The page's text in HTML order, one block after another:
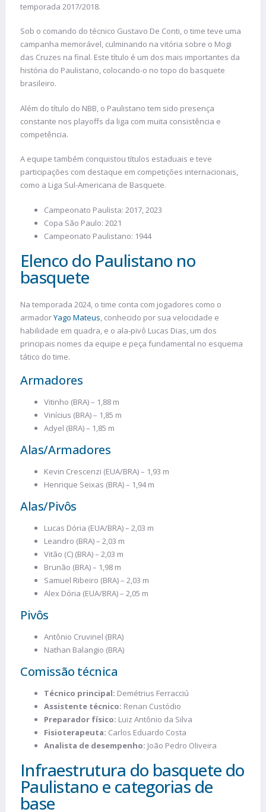
temporada 2017/2018.
Sob o comando do técnico Gustavo De Conti, o time teve uma
campanha memorável, culminando na vitória sobre o Mogi
das Cruzes na final. Este título é um dos mais importantes da
história do Paulistano, colocando-o no topo do basquete
brasileiro​.
Além do título do NBB, o Paulistano tem sido presença
constante nos playoffs da liga com muita consistência e
competência.
A equipe também conquistou títulos estaduais e teve
participações com destaque em competições internacionais,
como a Liga Sul-Americana de Basquete.
Campeonato Paulista: 2017, 2023
Copa São Paulo: 2021
Campeonato Paulistano: 1944
Elenco do Paulistano no
basquete
Na temporada 2024, o time conta com jogadores como o
armadorYago Mateus, conhecido por sua velocidade e
habilidade em quadra, e o ala-pivô Lucas Dias, um dos
principais nomes da equipe e peça fundamental no esquema
tático do time​.
Armadores
Vitinho (BRA) – 1,88 m
Vinícius (BRA) – 1,85 m
Adyel (BRA) – 1,85 m
Alas/Armadores
Kevin Crescenzi (EUA/BRA) – 1,93 m
Henrique Seixas (BRA) – 1,94 m
Alas/Pivôs
Lucas Dória (EUA/BRA) – 2,03 m
Leandro (BRA) – 2,03 m
Vitão (C) (BRA) – 2,03 m
Brunão (BRA) – 1,98 m
Samuel Ribeiro (BRA) – 2,03 m
Alex Dória (EUA/BRA) – 2,05 m
Pivôs
Antônio Cruvinel (BRA)
Nathan Balangio (BRA)
Comissão técnica
Técnico principal: Demétrius Ferracciú
Assistente técnico: Renan Custódio
Preparador físico: Luiz Antônio da Silva
Fisioterapeuta: Carlos Eduardo Costa
Analista de desempenho: João Pedro Oliveira
Infraestrutura do basquete do
Paulistano e categorias de
base